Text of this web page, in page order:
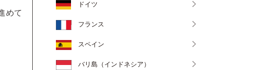
めて
ドイツ
フランス
スペイン
バリ島（インドネシア）